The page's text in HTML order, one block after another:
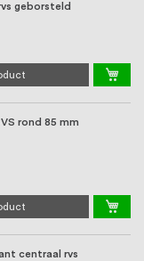
geborsteld
rond 85 mm
centraal rvs